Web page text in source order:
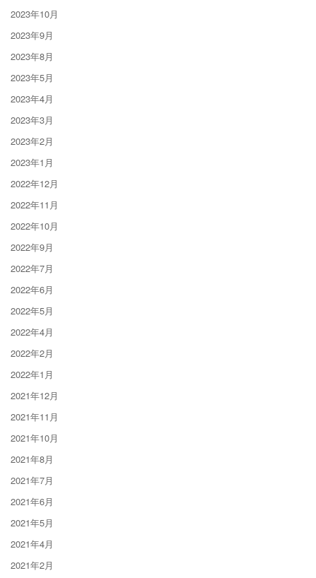
2023年10月
2023年9月
2023年8月
2023年5月
2023年4月
2023年3月
2023年2月
2023年1月
2022年12月
2022年11月
2022年10月
2022年9月
2022年7月
2022年6月
2022年5月
2022年4月
2022年2月
2022年1月
2021年12月
2021年11月
2021年10月
2021年8月
2021年7月
2021年6月
2021年5月
2021年4月
2021年2月